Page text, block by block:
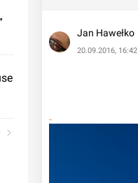
Jan Hawełko
20.09.2016, 16:42